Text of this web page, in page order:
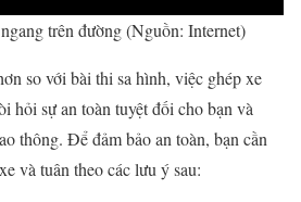
trên đường (Nguồn: Internet)
so với bài thi sa hình, việc ghép xe
hỏi sự an toàn tuyệt đối cho bạn và
thông. Để đảm bảo an toàn, bạn cần
và tuân theo các lưu ý sau: